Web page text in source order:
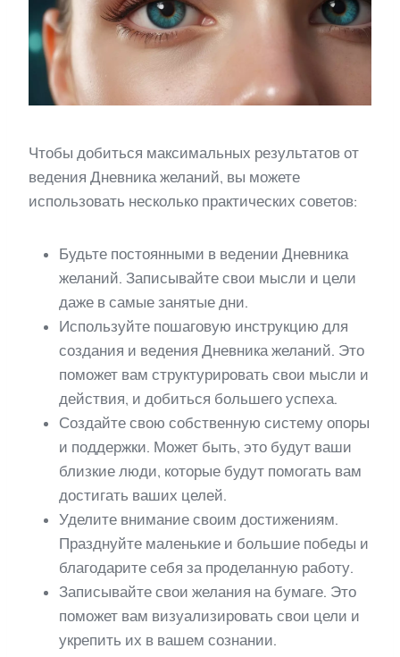
Чтобы добиться максимальных результатов от
ведения Дневника желаний, вы можете
использовать несколько практических советов:
Будьте постоянными в ведении Дневника
желаний. Записывайте свои мысли и цели
даже в самые занятые дни.
Используйте пошаговую инструкцию для
создания и ведения Дневника желаний. Это
поможет вам структурировать свои мысли и
действия, и добиться большего успеха.
Создайте свою собственную систему опоры
и поддержки. Может быть, это будут ваши
близкие люди, которые будут помогать вам
достигать ваших целей.
Уделите внимание своим достижениям.
Празднуйте маленькие и большие победы и
благодарите себя за проделанную работу.
Записывайте свои желания на бумаге. Это
поможет вам визуализировать свои цели и
укрепить их в вашем сознании.